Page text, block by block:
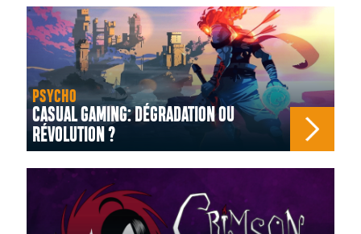
PSYCHO
CASUAL GAMING: DÉGRADATION OU
RÉVOLUTION ?